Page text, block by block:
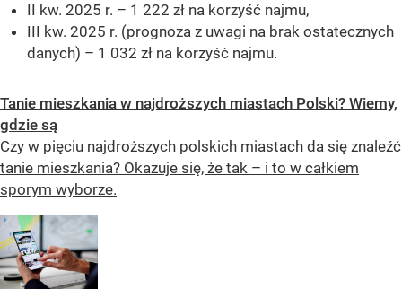
II kw. 2025 r. – 1 222 zł na korzyść najmu,
III kw. 2025 r. (prognoza z uwagi na brak ostatecznych
danych) – 1 032 zł na korzyść najmu.
Tanie mieszkania w najdroższych miastach Polski? Wiemy,
gdzie są
Czy w pięciu najdroższych polskich miastach da się znaleźć
tanie mieszkania? Okazuje się, że tak – i to w całkiem
sporym wyborze.